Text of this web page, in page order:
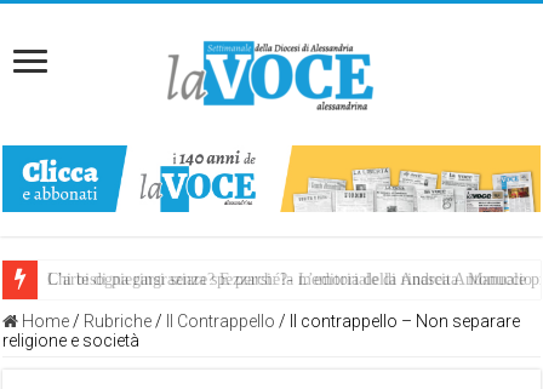
Chi bisogna ringraziare? E perché?- L’editoriale di Andrea Antonuccio
L’arte di piegarsi senza spezzarsi: la memoria della rinascita.
Home / Rubriche / Il Contrappello /
Il contrappello – Non separare
religione e società